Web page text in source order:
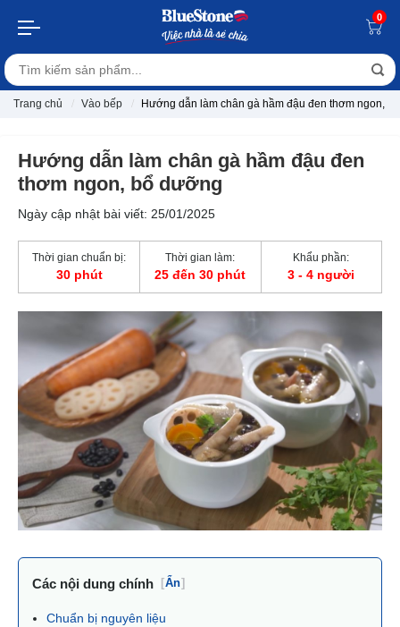
0
Trang chủ Vào bếp Hướng dẫn làm chân gà hầm đậu đen thơm ngon,
Hướng dẫn làm chân gà hầm đậu đen
thơm ngon, bổ dưỡng
Ngày cập nhật bài viết: 25/01/2025
Thời gian chuẩn bị:
30 phút
Thời gian làm:
25 đến 30 phút
Khẩu phần:
3 - 4 người
Các nội dung chính [Ẩn]
Chuẩn bị nguyên liệu